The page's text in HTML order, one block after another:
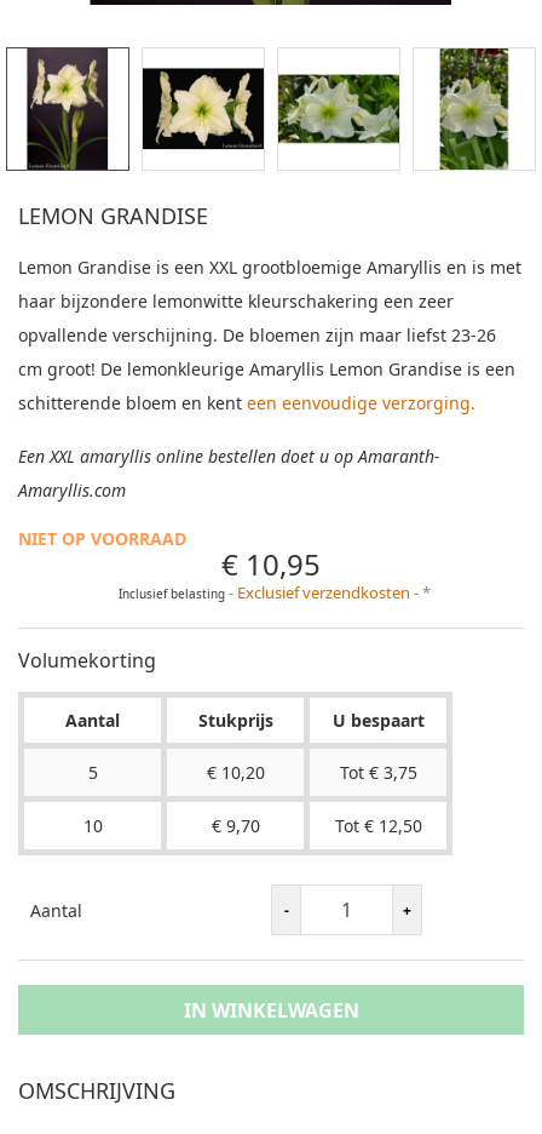
LEMON GRANDISE
Lemon Grandise is een XXL grootbloemige Amaryllis en is met
haar bijzondere lemonwitte kleurschakering een zeer
opvallende verschijning. De bloemen zijn maar liefst 23-26
cm groot! De lemonkleurige Amaryllis Lemon Grandise is een
schitterende bloem en kent een eenvoudige verzorging.
Een XXL amaryllis online bestellen doet u op Amaranth-
Amaryllis.com
NIET OP VOORRAAD
€ 10,95
Inclusief belasting Exclusief verzendkosten *
Volumekorting
Aantal Stukprijs U bespaart
5 € 10,20 Tot € 3,75
10 € 9,70 Tot € 12,50
Aantal
IN WINKELWAGEN
OMSCHRIJVING